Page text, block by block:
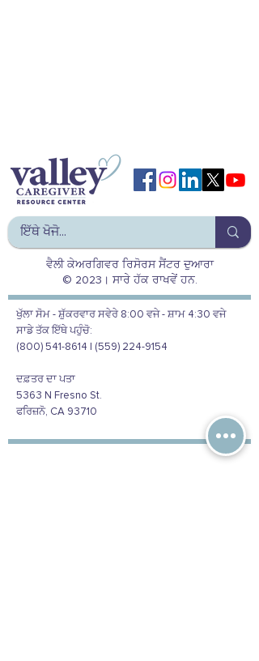
ਵੈਲੀ ਕੇਅਰਗਿਵਰ ਰਿਸੋਰਸ ਸੈਂਟਰ ਦੁਆਰਾ
© 2023। ਸਾਰੇ ਹੱਕ ਰਾਖਵੇਂ ਹਨ.
ਖੁੱਲਾ ਸੋਮ - ਸ਼ੁੱਕਰਵਾਰ ਸਵੇਰੇ 8:00 ਵਜੇ - ਸ਼ਾਮ 4:30 ਵਜੇ
ਸਾਡੇ ਤੱਕ ਇੱਥੇ ਪਹੁੰਚੋ:
(800) 541-8614 | (559) 224-9154
ਦਫ਼ਤਰ ਦਾ ਪਤਾ
5363 N Fresno St.
ਫਰਿਜ਼ਨੋ, CA 93710